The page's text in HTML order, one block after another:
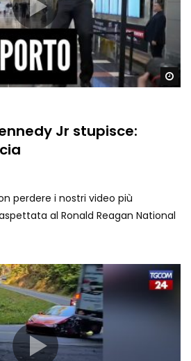
Jr stupisce:
perdere i nostri video più
al Ronald Reagan National